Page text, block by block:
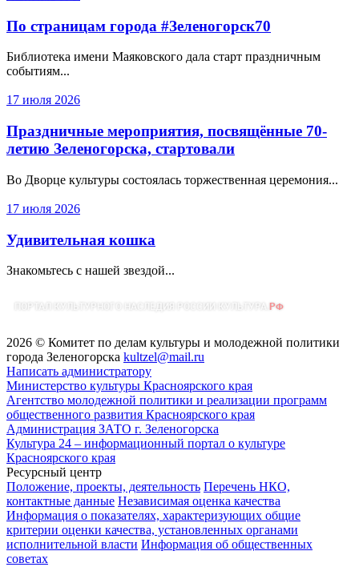
По страницам города #Зеленогорск70
Библиотека имени Маяковского дала старт праздничным
событиям...
17 июля 2026
Праздничные мероприятия, посвящённые 70-
летию Зеленогорска, стартовали
Во Дворце культуры состоялась торжественная церемония...
17 июля 2026
Удивительная кошка
Знакомьтесь с нашей звездой...
2026 © Комитет по делам культуры и молодежной политики
города Зеленогорска kultzel@mail.ru
Написать администратору
Министерство культуры Красноярского края
Агентство молодежной политики и реализации программ
общественного развития Красноярского края
Администрация ЗАТО г. Зеленогорска
Культура 24 – информационный портал о культуре
Красноярского края
Ресурсный центр
Положение, проекты, деятельность Перечень НКО,
контактные данные Независимая оценка качества
Информация о показателях, характеризующих общие
критерии оценки качества, установленных органами
исполнительной власти Информация об общественных
советах